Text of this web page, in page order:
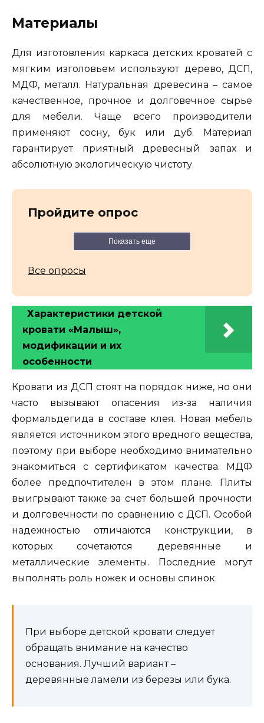
Материалы
Для изготовления каркаса детских кроватей с
мягким изголовьем используют дерево, ДСП,
МДФ, металл. Натуральная древесина – самое
качественное, прочное и долговечное сырье
для мебели. Чаще всего производители
применяют сосну, бук или дуб. Материал
гарантирует приятный древесный запах и
абсолютную экологическую чистоту.
Пройдите опрос
Показать еще
Все опросы
Характеристики детской
кровати «Малыш»,
модификации и их
особенности
Кровати из ДСП стоят на порядок ниже, но они
часто вызывают опасения из-за наличия
формальдегида в составе клея. Новая мебель
является источником этого вредного вещества,
поэтому при выборе необходимо внимательно
знакомиться с сертификатом качества. МДФ
более предпочтителен в этом плане. Плиты
выигрывают также за счет большей прочности
и долговечности по сравнению с ДСП. Особой
надежностью отличаются конструкции, в
которых сочетаются деревянные и
металлические элементы. Последние могут
выполнять роль ножек и основы спинок.
При выборе детской кровати следует
обращать внимание на качество
основания. Лучший вариант –
деревянные ламели из березы или бука.